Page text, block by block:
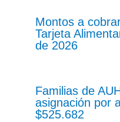
Montos a
Tarjeta
de 2026
Familias de
asignación por
$525.682